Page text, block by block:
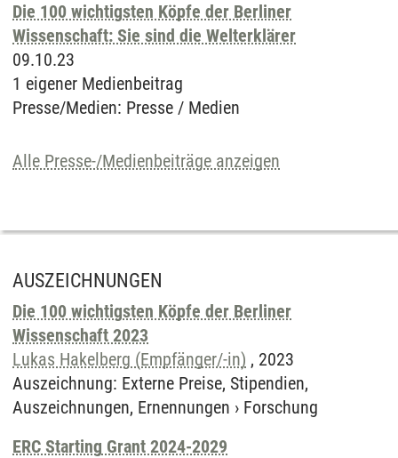
Die 100 wichtigsten Köpfe der Berliner
Wissenschaft: Sie sind die Welterklärer
09.10.23
1 eigener Medienbeitrag
Presse/Medien: Presse / Medien
Alle Presse-/Medienbeiträge anzeigen
AUSZEICHNUNGEN
Die 100 wichtigsten Köpfe der Berliner
Wissenschaft 2023
Lukas Hakelberg (Empfänger/-in) , 2023
Auszeichnung: Externe Preise, Stipendien,
Auszeichnungen, Ernennungen › Forschung
ERC Starting Grant 2024-2029